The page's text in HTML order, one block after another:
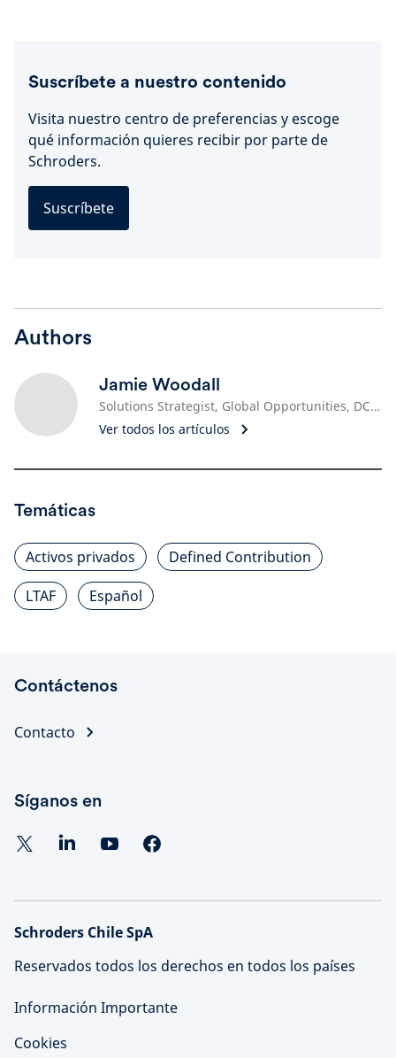
Suscríbete a nuestro contenido
Visita nuestro centro de preferencias y escoge
qué información quieres recibir por parte de
Schroders.
Suscríbete
Authors
Jamie Woodall
Solutions Strategist, Global Opportunities, DC & Retirement Solutions
Ver todos los artículos
Temáticas
Activos privados
Defined Contribution
LTAF
Español
Contáctenos
Contacto
Síganos en
Schroders Chile SpA
Reservados todos los derechos en todos los países
Información Importante
Cookies